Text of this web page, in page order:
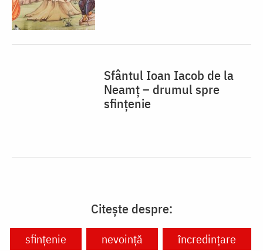
Sfântul Ioan Iacob de la
Neamț – drumul spre
sfințenie
Citește despre:
sfințenie nevoință
încredințare